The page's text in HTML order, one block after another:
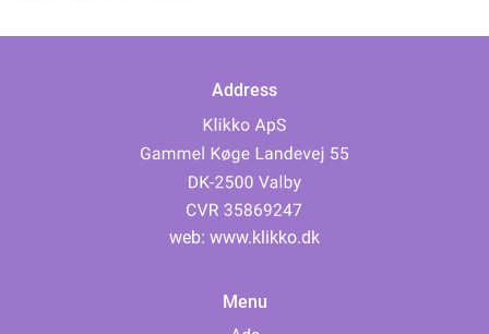
Address
web: www.klikko.dk
Menu